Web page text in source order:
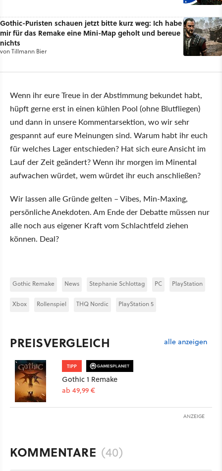
Gothic-Puristen schauen jetzt bitte kurz weg: Ich habe
mir für das Remake eine Mini-Map geholt und bereue
nichts
vonTillmann Bier
Wenn ihr eure Treue in der Abstimmung bekundet habt,
hüpft gerne erst in einen kühlen Pool (ohne Blutfliegen)
und dann in unsere Kommentarsektion, wo wir sehr
gespannt auf eure Meinungen sind. Warum habt ihr euch
für welches Lager entschieden? Hat sich eure Ansicht im
Lauf der Zeit geändert? Wenn ihr morgen im Minental
aufwachen würdet, wem würdet ihr euch anschließen?
Wir lassen alle Gründe gelten – Vibes, Min-Maxing,
persönliche Anekdoten. Am Ende der Debatte müssen nur
alle noch aus eigener Kraft vom Schlachtfeld ziehen
können. Deal?
Gothic Remake News Stephanie Schlottag PC PlayStation
Xbox Rollenspiel THQ Nordic PlayStation 5
PREISVERGLEICH alle anzeigen
TIPP
Gothic 1 Remake
ab 49,99 €
ANZEIGE
KOMMENTARE (40)